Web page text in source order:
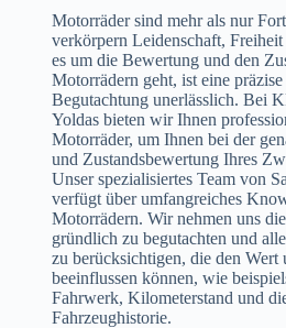
Motorräder sind mehr als nur
verkörpern Leidenschaft,
es um die Bewertung und den
Motorrädern geht, ist eine
Begutachtung unerlässlich. Bei
Yoldas bieten wir Ihnen
Motorräder, um Ihnen bei der
und Zustandsbewertung Ihres
Unser spezialisiertes Team von
verfügt über umfangreiches
Motorrädern. Wir nehmen uns
gründlich zu begutachten und
zu berücksichtigen, die den Wert
beeinflussen können, wie
Fahrwerk, Kilometerstand und
Fahrzeughistorie.